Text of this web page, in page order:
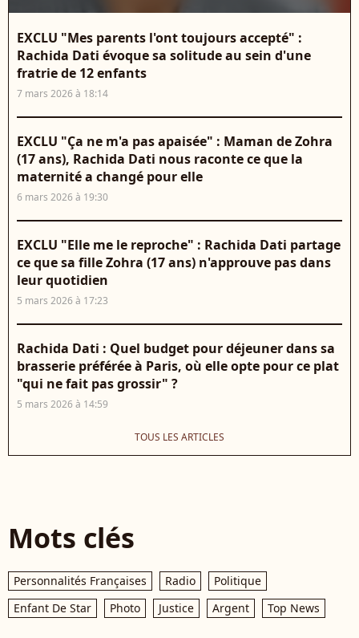
EXCLU "Mes parents l'ont toujours accepté" :
Rachida Dati évoque sa solitude au sein d'une
fratrie de 12 enfants
7 mars 2026 à 18:14
EXCLU "Ça ne m'a pas apaisée" : Maman de Zohra
(17 ans), Rachida Dati nous raconte ce que la
maternité a changé pour elle
6 mars 2026 à 19:30
EXCLU "Elle me le reproche" : Rachida Dati partage
ce que sa fille Zohra (17 ans) n'approuve pas dans
leur quotidien
5 mars 2026 à 17:23
Rachida Dati : Quel budget pour déjeuner dans sa
brasserie préférée à Paris, où elle opte pour ce plat
"qui ne fait pas grossir" ?
5 mars 2026 à 14:59
TOUS LES ARTICLES
Mots clés
Personnalités Françaises Radio
Politique
Enfant De Star
Photo Justice Argent Top News